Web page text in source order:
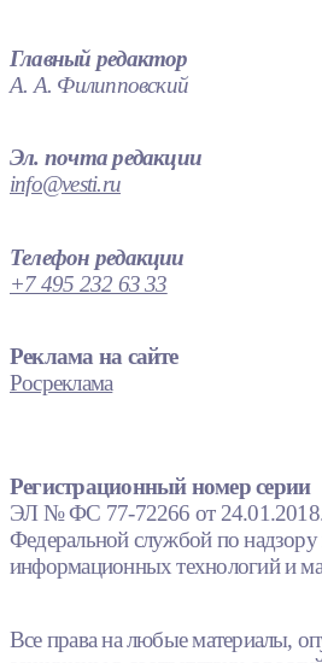
Главный редактор
А. А. Филипповский
Эл. почта редакции
info@vesti.ru
Телефон редакции
+7 495 232 63 33
Реклама на сайте
Росреклама
Регистрационный номер серии
ЭЛ № ФС 77-72266 от 24.01.2018.
Федеральной службой по надзору
информационных технологий и
Все права на любые материалы,